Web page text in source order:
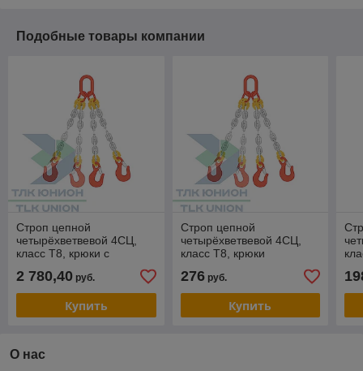
Подобные товары компании
Строп цепной
четырёхветвевой 4СЦ,
класс Т8, крюки с
крюки-укоротители
LYK13, 11,2т, 12м,
2 780,40 руб.
Купить
Строп цепной
четырёхветвевой 4СЦ,
класс Т8, крюки
самозащёлкивающиеся с
вилочным соединением
VAKH7, 3,15т, 1м,
276руб.
Купить
О нас